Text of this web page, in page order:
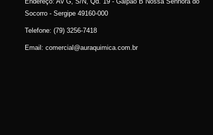
Endereço: Av G, S/N, Qd. 19 - Galpão B Nossa Senhora do
Socorro - Sergipe 49160-000
Telefone: (79) 3256-7418
Email: comercial@auraquimica.com.br